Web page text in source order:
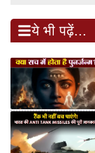
ये भी पढ़ें...